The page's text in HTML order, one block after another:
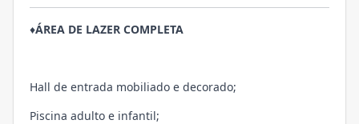
♦ÁREA DE LAZER COMPLETA
Hall de entrada mobiliado e decorado;
Piscina adulto e infantil;